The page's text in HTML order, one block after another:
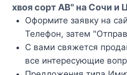
хвоя сорт АВ" на Сочи и
Оформите заявку на
Телефон, затем
С вами свяжется
все интересующие